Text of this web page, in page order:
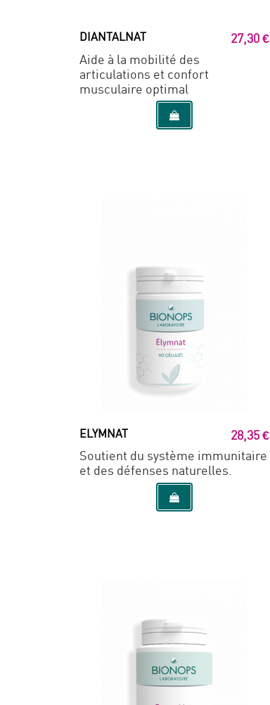
DIANTALNAT
27,30 €
Aide à la mobilité des
articulations et confort
musculaire optimal
ELYMNAT
28,35 €
Soutient du système immunitaire
et des défenses naturelles.